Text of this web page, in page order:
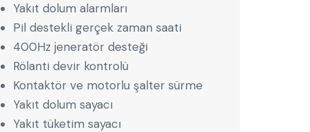
Yakıt dolum alarmları
Pil destekli gerçek zaman saati
400Hz jeneratör desteği
Rölanti devir kontrolü
Kontaktör ve motorlu şalter sürme
Yakıt dolum sayacı
Yakıt tüketim sayacı